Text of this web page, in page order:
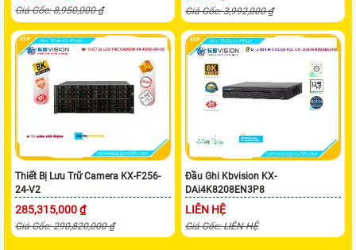
Giá Gốc: 8,950,000 ₫ Giá Gốc: 3,992,000 ₫
Thiết Bị Lưu Trữ Camera KX-F256-
24-V2
285,315,000 ₫
Giá Gốc: 290,820,000 ₫
Đầu Ghi Kbvision KX-
DAi4K8208EN3P8
LIÊN HỆ
Giá Gốc: LIÊN HỆ